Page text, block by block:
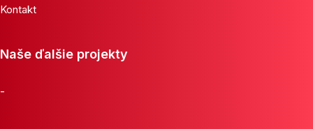
Kontakt
Naše ďalšie projekty
-